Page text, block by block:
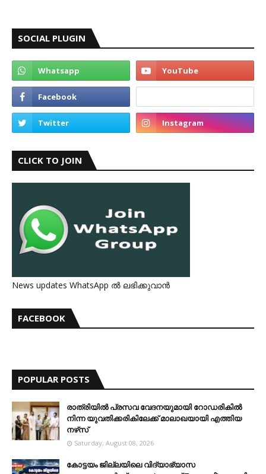
SOCIAL PLUGIN
CLICK TO JOIN
News updates WhatsApp ൽ ലഭിക്കുവാൻ
FACEBOOK
POPULAR POSTS
രാത്രിയില്‍ പ്രസവ വേദനയുമായി റോഡരികില്‍
നിന്ന യുവതിക്കരികിലേക്ക് മാലാഖയായി എത്തിയ
നഴ്‌സ്
Saturday, August 08, 2026
കോട്ടയം ജില്ലയിലെ വിദ്യാഭ്യാസ